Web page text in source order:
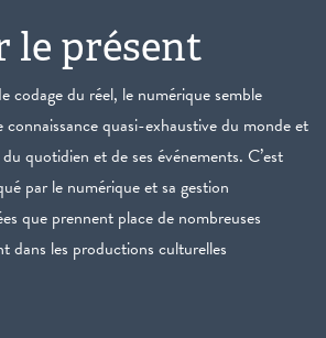
le présent
codage du réel, le numérique semble
quasi-exhaustive du monde et
quotidien et de ses événements. C’est
par le numérique et sa gestion
que prennent place de nombreuses
dans les productions culturelles